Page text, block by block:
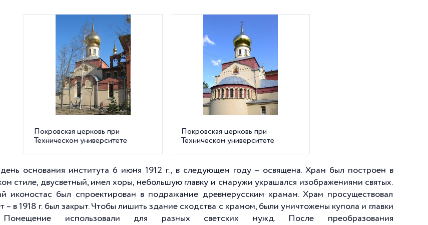
Покровская церковь при
Техническом университете
Покровская церковь при
Техническом университете
основания института 6 июня 1912 г., в следующем году – освящена. Храм был построен в
стиле, двусветный, имел хоры, небольшую главку и снаружи украшался изображениями святых.
иконостас был спроектирован в подражание древнерусским храмам. Храм просуществовал
– в 1918 г. был закрыт. Чтобы лишить здание сходства с храмом, были уничтожены купола и главки
Помещение использовали для разных светских нужд. После преобразования